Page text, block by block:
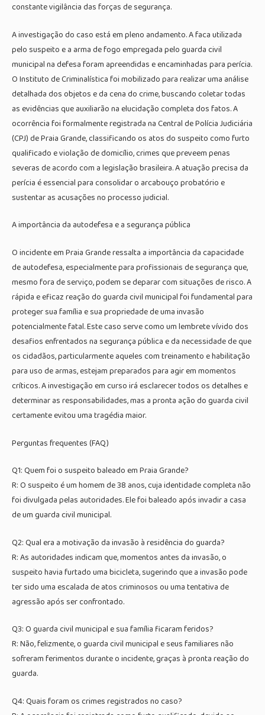
constante vigilância das forças de segurança.
A investigação do caso está em pleno andamento. A faca utilizada
pelo suspeito e a arma de fogo empregada pelo guarda civil
municipal na defesa foram apreendidas e encaminhadas para perícia.
O Instituto de Criminalística foi mobilizado para realizar uma análise
detalhada dos objetos e da cena do crime, buscando coletar todas
as evidências que auxiliarão na elucidação completa dos fatos. A
ocorrência foi formalmente registrada na Central de Polícia Judiciária
(CPJ) de Praia Grande, classificando os atos do suspeito como furto
qualificado e violação de domicílio, crimes que preveem penas
severas de acordo com a legislação brasileira. A atuação precisa da
perícia é essencial para consolidar o arcabouço probatório e
sustentar as acusações no processo judicial.
A importância da autodefesa e a segurança pública
O incidente em Praia Grande ressalta a importância da capacidade
de autodefesa, especialmente para profissionais de segurança que,
mesmo fora de serviço, podem se deparar com situações de risco. A
rápida e eficaz reação do guarda civil municipal foi fundamental para
proteger sua família e sua propriedade de uma invasão
potencialmente fatal. Este caso serve como um lembrete vívido dos
desafios enfrentados na segurança pública e da necessidade de que
os cidadãos, particularmente aqueles com treinamento e habilitação
para uso de armas, estejam preparados para agir em momentos
críticos. A investigação em curso irá esclarecer todos os detalhes e
determinar as responsabilidades, mas a pronta ação do guarda civil
certamente evitou uma tragédia maior.
Perguntas frequentes (FAQ)
Q1: Quem foi o suspeito baleado em Praia Grande?
R: O suspeito é um homem de 38 anos, cuja identidade completa não
foi divulgada pelas autoridades. Ele foi baleado após invadir a casa
de um guarda civil municipal.
Q2: Qual era a motivação da invasão à residência do guarda?
R: As autoridades indicam que, momentos antes da invasão, o
suspeito havia furtado uma bicicleta, sugerindo que a invasão pode
ter sido uma escalada de atos criminosos ou uma tentativa de
agressão após ser confrontado.
Q3: O guarda civil municipal e sua família ficaram feridos?
R: Não, felizmente, o guarda civil municipal e seus familiares não
sofreram ferimentos durante o incidente, graças à pronta reação do
guarda.
Q4: Quais foram os crimes registrados no caso?